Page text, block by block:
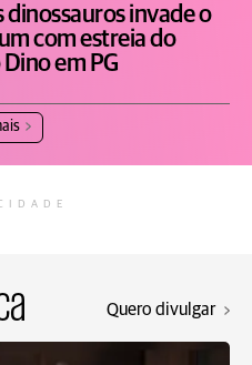
dinossauros invade o
com estreia do
Dino em PG
Quero divulgar